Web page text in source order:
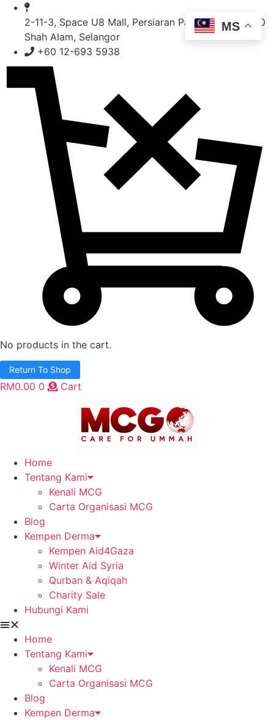
Skip
content
2-11-3, Space U8 Mall, Persiaran Pasak Bumi, 40150
Shah Alam, Selangor
+60 12-693 5938
No products in the cart.
Return To Shop
RM0.00 0 Cart
Home
Tentang Kami
Kenali MCG
Carta Organisasi MCG
Blog
Kempen Derma
Kempen Aid4Gaza
Winter Aid Syria
Qurban & Aqiqah
Charity Sale
Hubungi Kami
Home
Tentang Kami
Kenali MCG
Carta Organisasi MCG
Blog
Kempen Derma
MS